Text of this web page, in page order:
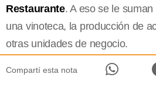
Restaurante. A eso se le
una vinoteca, la producción de
otras unidades de negocio.
Compartí esta nota